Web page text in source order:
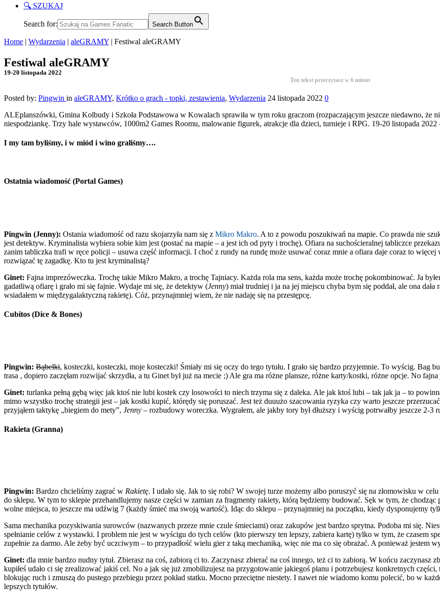
🔍 SZUKAJ
Search for: Search Button
Home | Wydarzenia | aleGRAMY | Festiwal aleGRAMY
Festiwal aleGRAMY
19-20 listopada 2022
Ten tekst przeczytasz w 6 minut
Posted by: Pingwin in aleGRAMY, Krótko o grach - topki, zestawienia, Wydarzenia 24 listopada 2022 0
ALEplanszówki, Gmina Kolbudy i Szkoła Podstawowa w Kowalach sprawiła w tym roku graczom (rozpaczającym jeszcze niedawno, że
niespodziankę. Trzy hale wystawców, 1000m2 Games Roomu, malowanie figurek, atrakcje dla dzieci, turnieje i RPG. 19-20 listopada 2022
I my tam byliśmy, i w miód i wino graliśmy….
Ostatnia wiadomość (Portal Games)
Pingwin (Jenny): Ostania wiadomość od razu skojarzyła nam się z Mikro Makro. A to z powodu poszukiwań na mapie. Co prawda nie
jest detektyw. Kryminalista wybiera sobie kim jest (postać na mapie – a jest ich od pyty i trochę). Ofiara na suchościeralnej tabliczce
zanim tabliczka trafi w ręce policji – usuwa część informacji. I choć z rundy na rundę może usuwać coraz mnie a ofiara daje coraz to
rozwiązać tę zagadkę. Kto tu jest kryminalistą?
Ginet: Fajna imprezóweczka. Trochę takie Mikro Makro, a trochę Tajniacy. Każda rola ma sens, każda może trochę pokombinować. Ja
gadatliwą ofiarę i grało mi się fajnie. Wydaje mi się, że detektyw (Jenny) miał trudniej i ja na jej miejscu chyba bym się poddał, ale ona
wsiadałem w międzygalaktyczną rakietę). Cóż, przynajmniej wiem, że nie nadaję się na przestępcę.
Cubitos (Dice & Bones)
Pingwin: Bąbelki, kosteczki, kosteczki, moje kosteczki! Śmiały mi się oczy do tego tytułu. I grało się bardzo przyjemnie. To wyścig. Bag
trasa , dopiero zaczęłam rozwijać skrzydła, a tu Ginet był już na mecie ;) Ale gra ma różne plansze, różne karty/kostki, różne opcje. No
Ginet: turlanka pełną gębą więc jak ktoś nie lubi kostek czy losowości to niech trzyma się z daleka. Ale jak ktoś lubi – tak jak ja – to
mimo wszystko trochę strategii jest – jak kostki kupić, którędy się poruszać. Jest też duuużo szacowania ryzyka czy warto jeszcze
przyjąłem taktykę „biegiem do mety”, Jenny – rozbudowy woreczka. Wygrałem, ale jakby tory był dłuższy i wyścig potrwałby jeszcze 2-
Rakieta (Granna)
Pingwin: Bardzo chcieliśmy zagrać w Rakietę. I udało się. Jak to się robi? W swojej turze możemy albo poruszyć się na złomowisku w
do sklepu. W tym to sklepie przehandlujemy nasze części w zamian za fragmenty rakiety, którą będziemy budować. Sęk w tym, że
wolne miejsca, to jeszcze ma udźwig 7 (każdy śmieć ma swoją wartość). Idąc do sklepu – przynajmniej na początku, kiedy dysponujemy
Sama mechanika pozyskiwania surowców (nazwanych przeze mnie czule śmieciami) oraz zakupów jest bardzo sprytna. Podoba mi się.
spełnianie celów z wystawki. I problem nie jest w wyścigu do tych celów (kto pierwszy ten lepszy, zabiera kartę) tylko w tym, że czasem
zupełnie za darmo. Ale żeby być uczciwym – to przypadłość wielu gier z taką mechaniką, więc nie ma co się obrażać. A ponieważ jestem
Ginet: dla mnie bardzo nudny tytuł. Zbierasz na coś, zabiorą ci to. Zaczynasz zbierać na coś innego, też ci to zabiorą. W końcu zaczynasz
kupiłeś udało ci się zrealizować jakiś cel. No a jak się już zmobilizujesz na przygotowanie jakiegoś planu i potrzebujesz konkretnych
blokując ruch i zmuszą do pustego przebiegu przez pokład statku. Mocno przeciętne niestety. I nawet nie wiadomo komu polecić, bo w
lepszych tytułów.